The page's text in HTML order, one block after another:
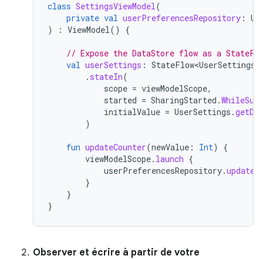
class SettingsViewModel(
private val userPreferencesRepository :
)
: ViewModel() {
// Expose the DataStore flow as a
val userSettings : StateFlow<UserSettings>
. stateIn(
scope = viewModelScope,
started = SharingStarted .
initialValue = UserSettings .
)
fun updateCounter(newValue : Int)
{
viewModelScope. launch {
userPreferencesRepository.
}
}
}
Observer et écrire à partir de votre